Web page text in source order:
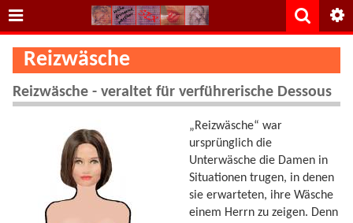
Reizwäsche
Reizwäsche - veraltet für verführerische Dessous
„Reizwäsche“ war
ursprünglich die
Unterwäsche die Damen in
Situationen trugen, in denen
sie erwarteten, ihre Wäsche
einem Herrn zu zeigen. Denn